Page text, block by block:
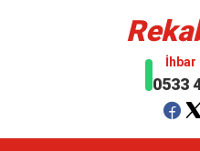
İhbar
0533